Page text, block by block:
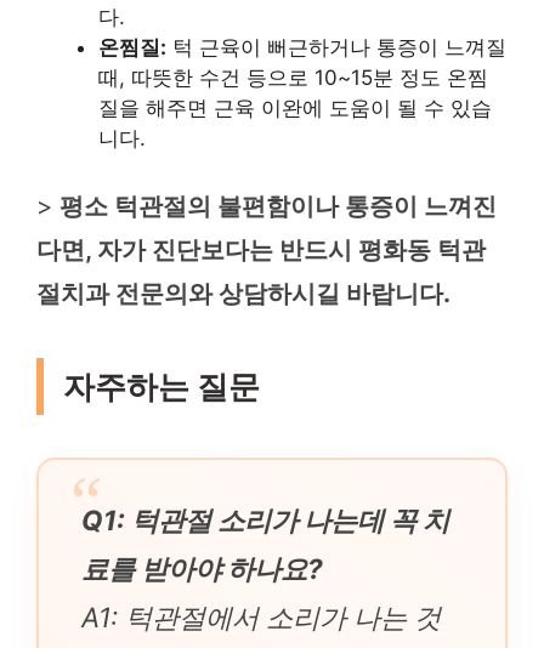
다.
온찜질: 턱 근육이 뻐근하거나 통증이 느껴질
때, 따뜻한 수건 등으로 10~15분 정도 온찜
질을 해주면 근육 이완에 도움이 될 수 있습
니다.
> 평소 턱관절의 불편함이나 통증이 느껴진
다면, 자가 진단보다는 반드시 평화동 턱관
절치과 전문의와 상담하시길 바랍니다.
자주하는 질문
Q1: 턱관절 소리가 나는데 꼭 치
료를 받아야 하나요?
A1: 턱관절에서 소리가 나는 것